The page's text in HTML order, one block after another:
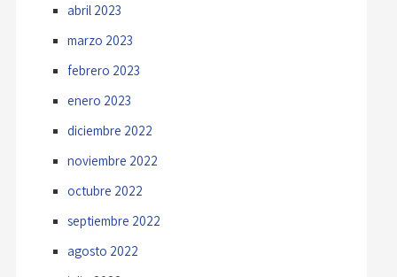
abril 2023
marzo 2023
febrero 2023
enero 2023
diciembre 2022
noviembre 2022
octubre 2022
septiembre 2022
agosto 2022